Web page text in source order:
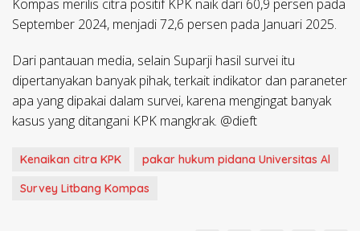
Kompas merilis citra positif KPK naik dari 60,9 persen pada
September 2024, menjadi 72,6 persen pada Januari 2025.
Dari pantauan media, selain Suparji hasil survei itu
dipertanyakan banyak pihak, terkait indikator dan paraneter
apa yang dipakai dalam survei, karena mengingat banyak
kasus yang ditangani KPK mangkrak. @dieft
Kenaikan citra KPK
pakar hukum pidana Universitas Al
Survey Litbang Kompas